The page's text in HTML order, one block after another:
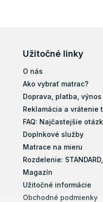
Užitočné linky
O nás
Ako vybrať matrac?
Doprava, platba, výnos
Reklamácia a vrátenie
FAQ: Najčastejšie
Doplnkové služby
Matrace na mieru
Rozdelenie:
Magazín
Užitočné informácie
Obchodné podmienky